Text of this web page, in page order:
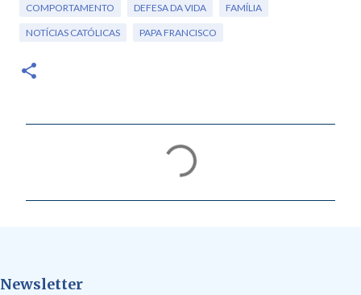
COMPORTAMENTO DEFESA DA VIDA FAMÍLIA
NOTÍCIAS CATÓLICAS PAPA FRANCISCO
á
Newsletter